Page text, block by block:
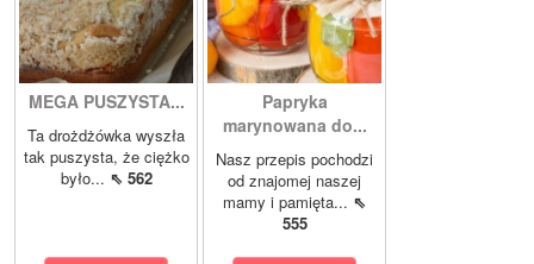
MEGA PUSZYSTA...
Ta drożdżówka wyszła
tak puszysta, że ciężko
było... ⇖ 562
Papryka
marynowana do...
Nasz przepis pochodzi
od znajomej naszej
mamy i pamięta... ⇖
555